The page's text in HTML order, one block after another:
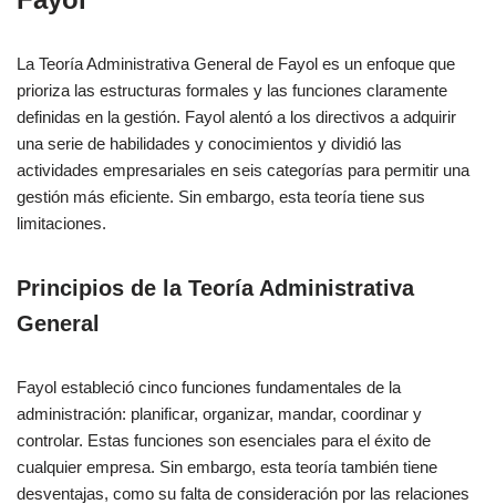
La Teoría Administrativa General de Fayol es un enfoque que
prioriza las estructuras formales y las funciones claramente
definidas en la gestión. Fayol alentó a los directivos a adquirir
una serie de habilidades y conocimientos y dividió las
actividades empresariales en seis categorías para permitir una
gestión más eficiente. Sin embargo, esta teoría tiene sus
limitaciones.
Principios de la Teoría Administrativa
General
Fayol estableció cinco funciones fundamentales de la
administración: planificar, organizar, mandar, coordinar y
controlar. Estas funciones son esenciales para el éxito de
cualquier empresa. Sin embargo, esta teoría también tiene
desventajas, como su falta de consideración por las relaciones